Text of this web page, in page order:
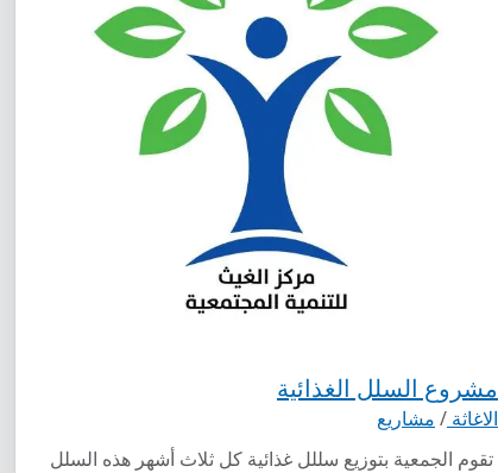
مشروع السلل الغذائية
الاغاثة / مشاريع
تقوم الجمعية بتوزيع سللل غذائية كل ثلاث أشهر هذه السلل